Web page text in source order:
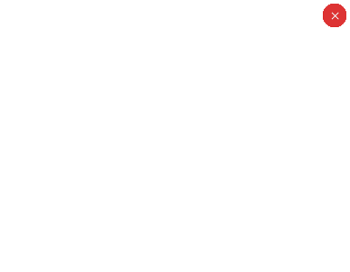
×
×
×
×
×
×
×
×